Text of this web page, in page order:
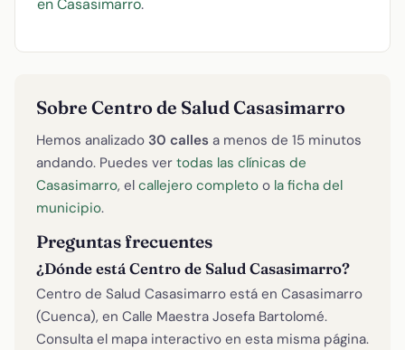
en Casasimarro.
Sobre Centro de Salud Casasimarro
Hemos analizado 30 calles a menos de 15 minutos
andando. Puedes ver todas las clínicas de
Casasimarro, el callejero completo o la ficha del
municipio.
Preguntas frecuentes
¿Dónde está Centro de Salud Casasimarro?
Centro de Salud Casasimarro está en Casasimarro
(Cuenca), en Calle Maestra Josefa Bartolomé.
Consulta el mapa interactivo en esta misma página.